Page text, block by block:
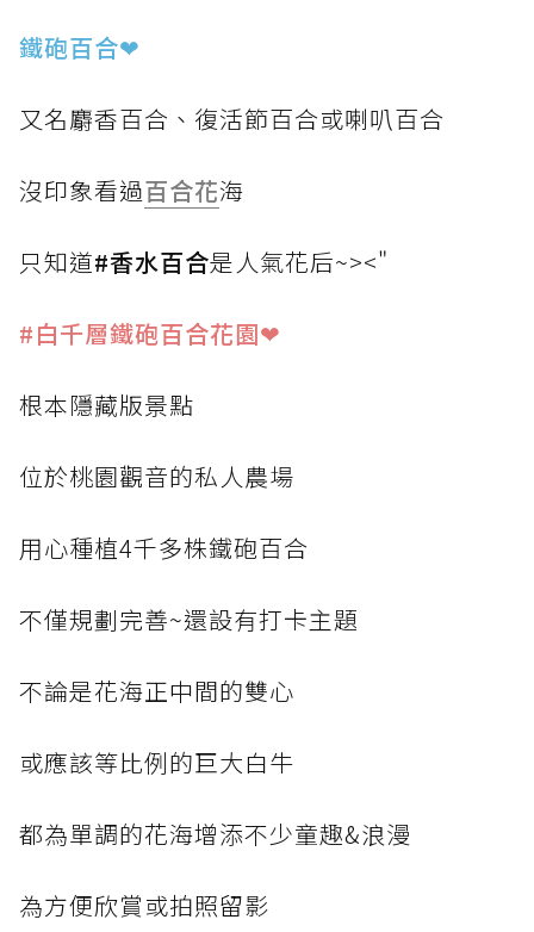
鐵砲百合❤
又名麝香百合、復活節百合或喇叭百合
沒印象看過百合花海
只知道#香水百合是人氣花后~><"
#白千層鐵砲百合花園❤
根本隱藏版景點
位於桃園觀音的私人農場
用心種植4千多株鐵砲百合
不僅規劃完善~還設有打卡主題
不論是花海正中間的雙心
或應該等比例的巨大白牛
都為單調的花海增添不少童趣&浪漫
為方便欣賞或拍照留影